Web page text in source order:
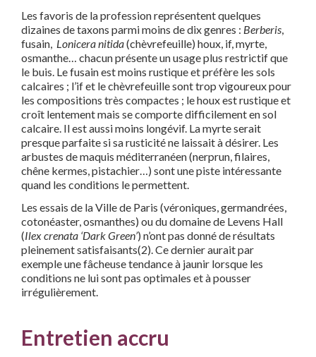
Les favoris de la profession représentent quelques
dizaines de taxons parmi moins de dix genres : Berberis,
fusain, Lonicera nitida(chèvrefeuille) houx, if, myrte,
osmanthe… chacun présente un usage plus restrictif que
le buis. Le fusain est moins rustique et préfère les sols
calcaires ; l’if et le chèvrefeuille sont trop vigoureux pour
les compositions très compactes ; le houx est rustique et
croît lentement mais se comporte difficilement en sol
calcaire. Il est aussi moins longévif. La myrte serait
presque parfaite si sa rusticité ne laissait à désirer. Les
arbustes de maquis méditerranéen (nerprun, filaires,
chêne kermes, pistachier…) sont une piste intéressante
quand les conditions le permettent.
Les essais de la Ville de Paris (véroniques, germandrées,
cotonéaster, osmanthes) ou du domaine de Levens Hall
(Ilex crenata ‘Dark Green’) n’ont pas donné de résultats
pleinement satisfaisants(2). Ce dernier aurait par
exemple une fâcheuse tendance à jaunir lorsque les
conditions ne lui sont pas optimales et à pousser
irrégulièrement.
Entretien accru